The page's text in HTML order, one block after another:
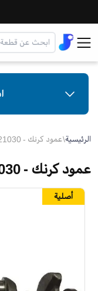
الرئيسية\عمود كرنك - 1340121030
عمود كرنك - 1340121030
أصلية